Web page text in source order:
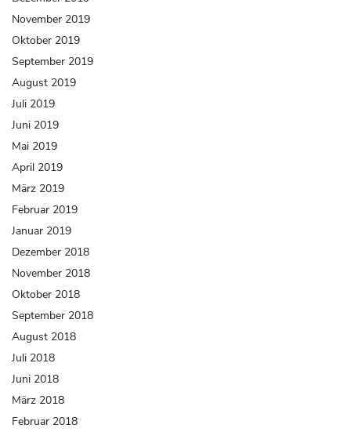
November 2019
Oktober 2019
September 2019
August 2019
Juli 2019
Juni 2019
Mai 2019
April 2019
März 2019
Februar 2019
Januar 2019
Dezember 2018
November 2018
Oktober 2018
September 2018
August 2018
Juli 2018
Juni 2018
März 2018
Februar 2018